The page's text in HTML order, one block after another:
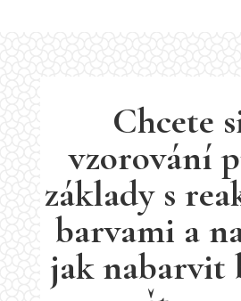
Chcete
vzorování
základy s
barvami a
jak nabarvit